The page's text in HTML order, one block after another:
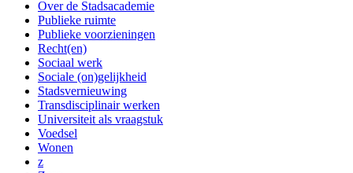
Over de Stadsacademie
Publieke ruimte
Publieke voorzieningen
Recht(en)
Sociaal werk
Sociale (on)gelijkheid
Stadsvernieuwing
Transdisciplinair werken
Universiteit als vraagstuk
Voedsel
Wonen
z